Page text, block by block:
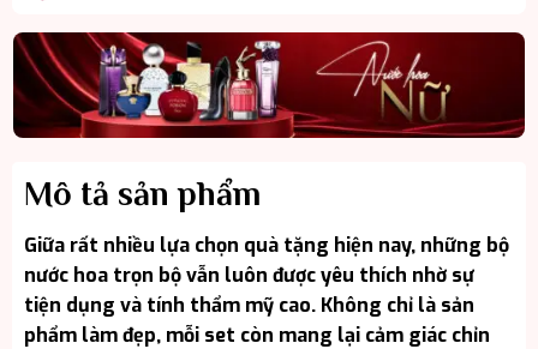
Mô tả sản phẩm
Giữa rất nhiều lựa chọn quà tặng hiện nay, những bộ
nước hoa trọn bộ vẫn luôn được yêu thích nhờ sự
tiện dụng và tính thẩm mỹ cao. Không chỉ là sản
phẩm làm đẹp, mỗi set còn mang lại cảm giác chỉn